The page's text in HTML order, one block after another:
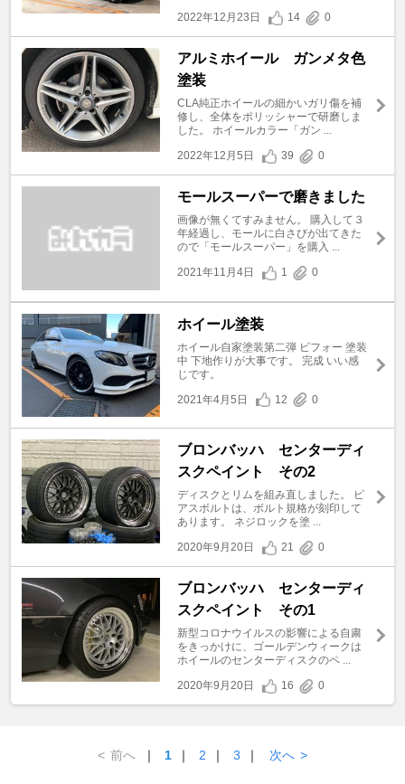
2022年12月23日
14 0
アルミホイール ガンメタ色
塗装
CLA純正ホイールの細かいガリ傷を補
修し、全体をポリッシャーで研磨しま
した。 ホイールカラー「ガン ...
2022年12月5日
39 0
モールスーパーで磨きました
画像が無くてすみません。 購入して３
年経過し、モールに白さびが出てきた
ので「モールスーパー」を購入 ...
2021年11月4日
1 0
ホイール塗装
ホイール自家塗装第二弾 ビフォー 塗装
中 下地作りが大事です。 完成 いい感
じです。
2021年4月5日
12 0
ブロンバッハ センターディ
スクペイント その2
ディスクとリムを組み直しました。 ピ
アスボルトは、ボルト規格が刻印して
あります。 ネジロックを塗 ...
2020年9月20日
21 0
ブロンバッハ センターディ
スクペイント その1
新型コロナウイルスの影響による自粛
をきっかけに、ゴールデンウィークは
ホイールのセンターディスクのペ ...
2020年9月20日
16 0
< 前へ ｜ 1 ｜ 2 ｜ 3 ｜ 次へ >